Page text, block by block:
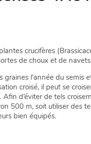
crucifères
de choux et de
l’année du semis
croisé, il peut se
d’éviter de tels
500 m, soit utiliser des
bien équipés.